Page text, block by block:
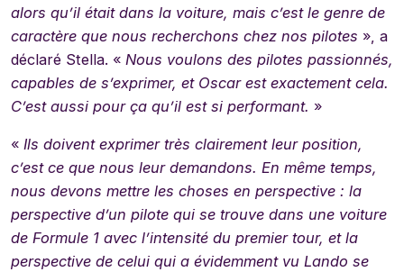
alors qu’il était dans la voiture, mais c’est le genre de
caractère que nous recherchons chez nos pilotes », a
déclaré Stella. « Nous voulons des pilotes passionnés,
capables de s’exprimer, et Oscar est exactement cela.
C’est aussi pour ça qu’il est si performant. »
« Ils doivent exprimer très clairement leur position,
c’est ce que nous leur demandons. En même temps,
nous devons mettre les choses en perspective : la
perspective d’un pilote qui se trouve dans une voiture
de Formule 1 avec l’intensité du premier tour, et la
perspective de celui qui a évidemment vu Lando se